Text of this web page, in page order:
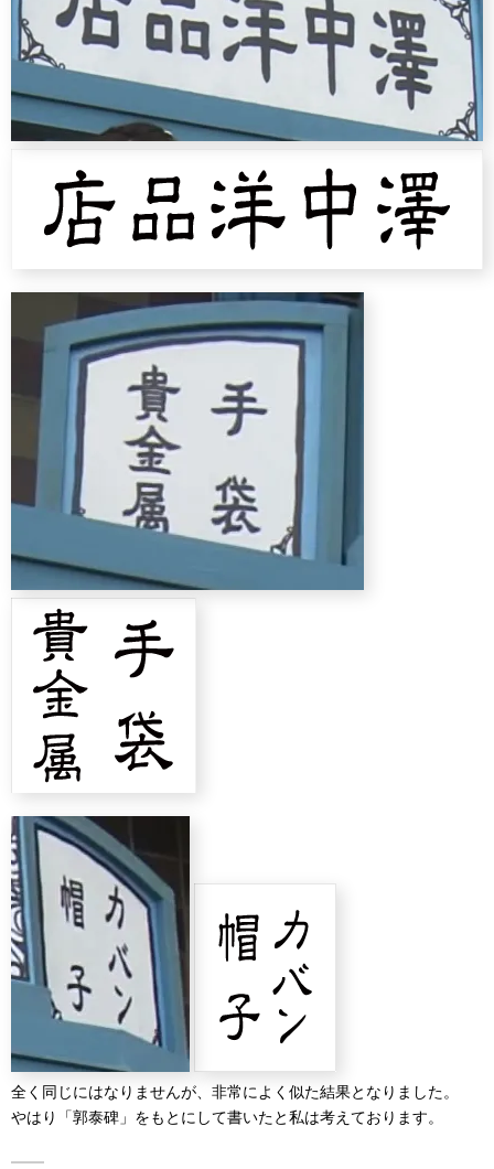
全く同じにはなりませんが、非常によく似た結果となりました。
やはり「郭泰碑」をもとにして書いたと私は考えております。